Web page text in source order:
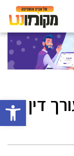
פתח דין